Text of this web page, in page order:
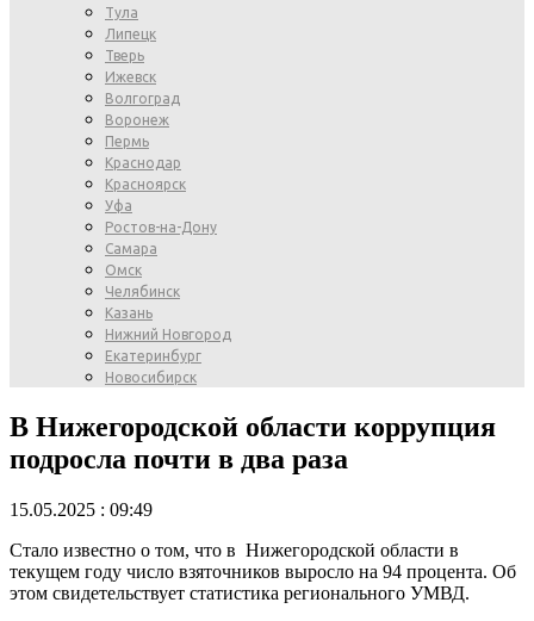
Тула
Липецк
Тверь
Ижевск
Волгоград
Воронеж
Пермь
Краснодар
Красноярск
Уфа
Ростов-на-Дону
Самара
Омск
Челябинск
Казань
Нижний Новгород
Екатеринбург
Новосибирск
В Нижегородской области коррупция
подросла почти в два раза
15.05.2025 : 09:49
Стало известно о том, что в Нижегородской области в
текущем году число взяточников выросло на 94 процента. Об
этом свидетельствует статистика регионального УМВД.